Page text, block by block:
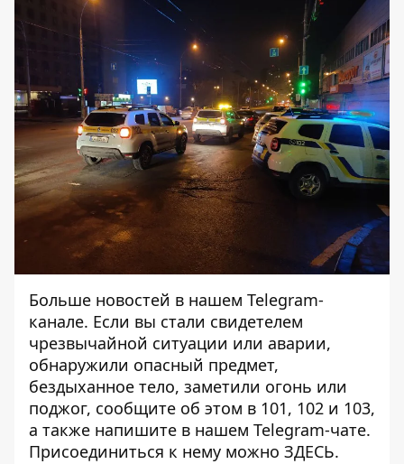
Больше новостей в нашем Telegram-
канале. Если вы стали свидетелем
чрезвычайной ситуации или аварии,
обнаружили опасный предмет,
бездыханное тело, заметили огонь или
поджог, сообщите об этом в 101, 102 и 103,
а также напишите в нашем Telegram-чате.
Присоединиться к нему можно ЗДЕСЬ.